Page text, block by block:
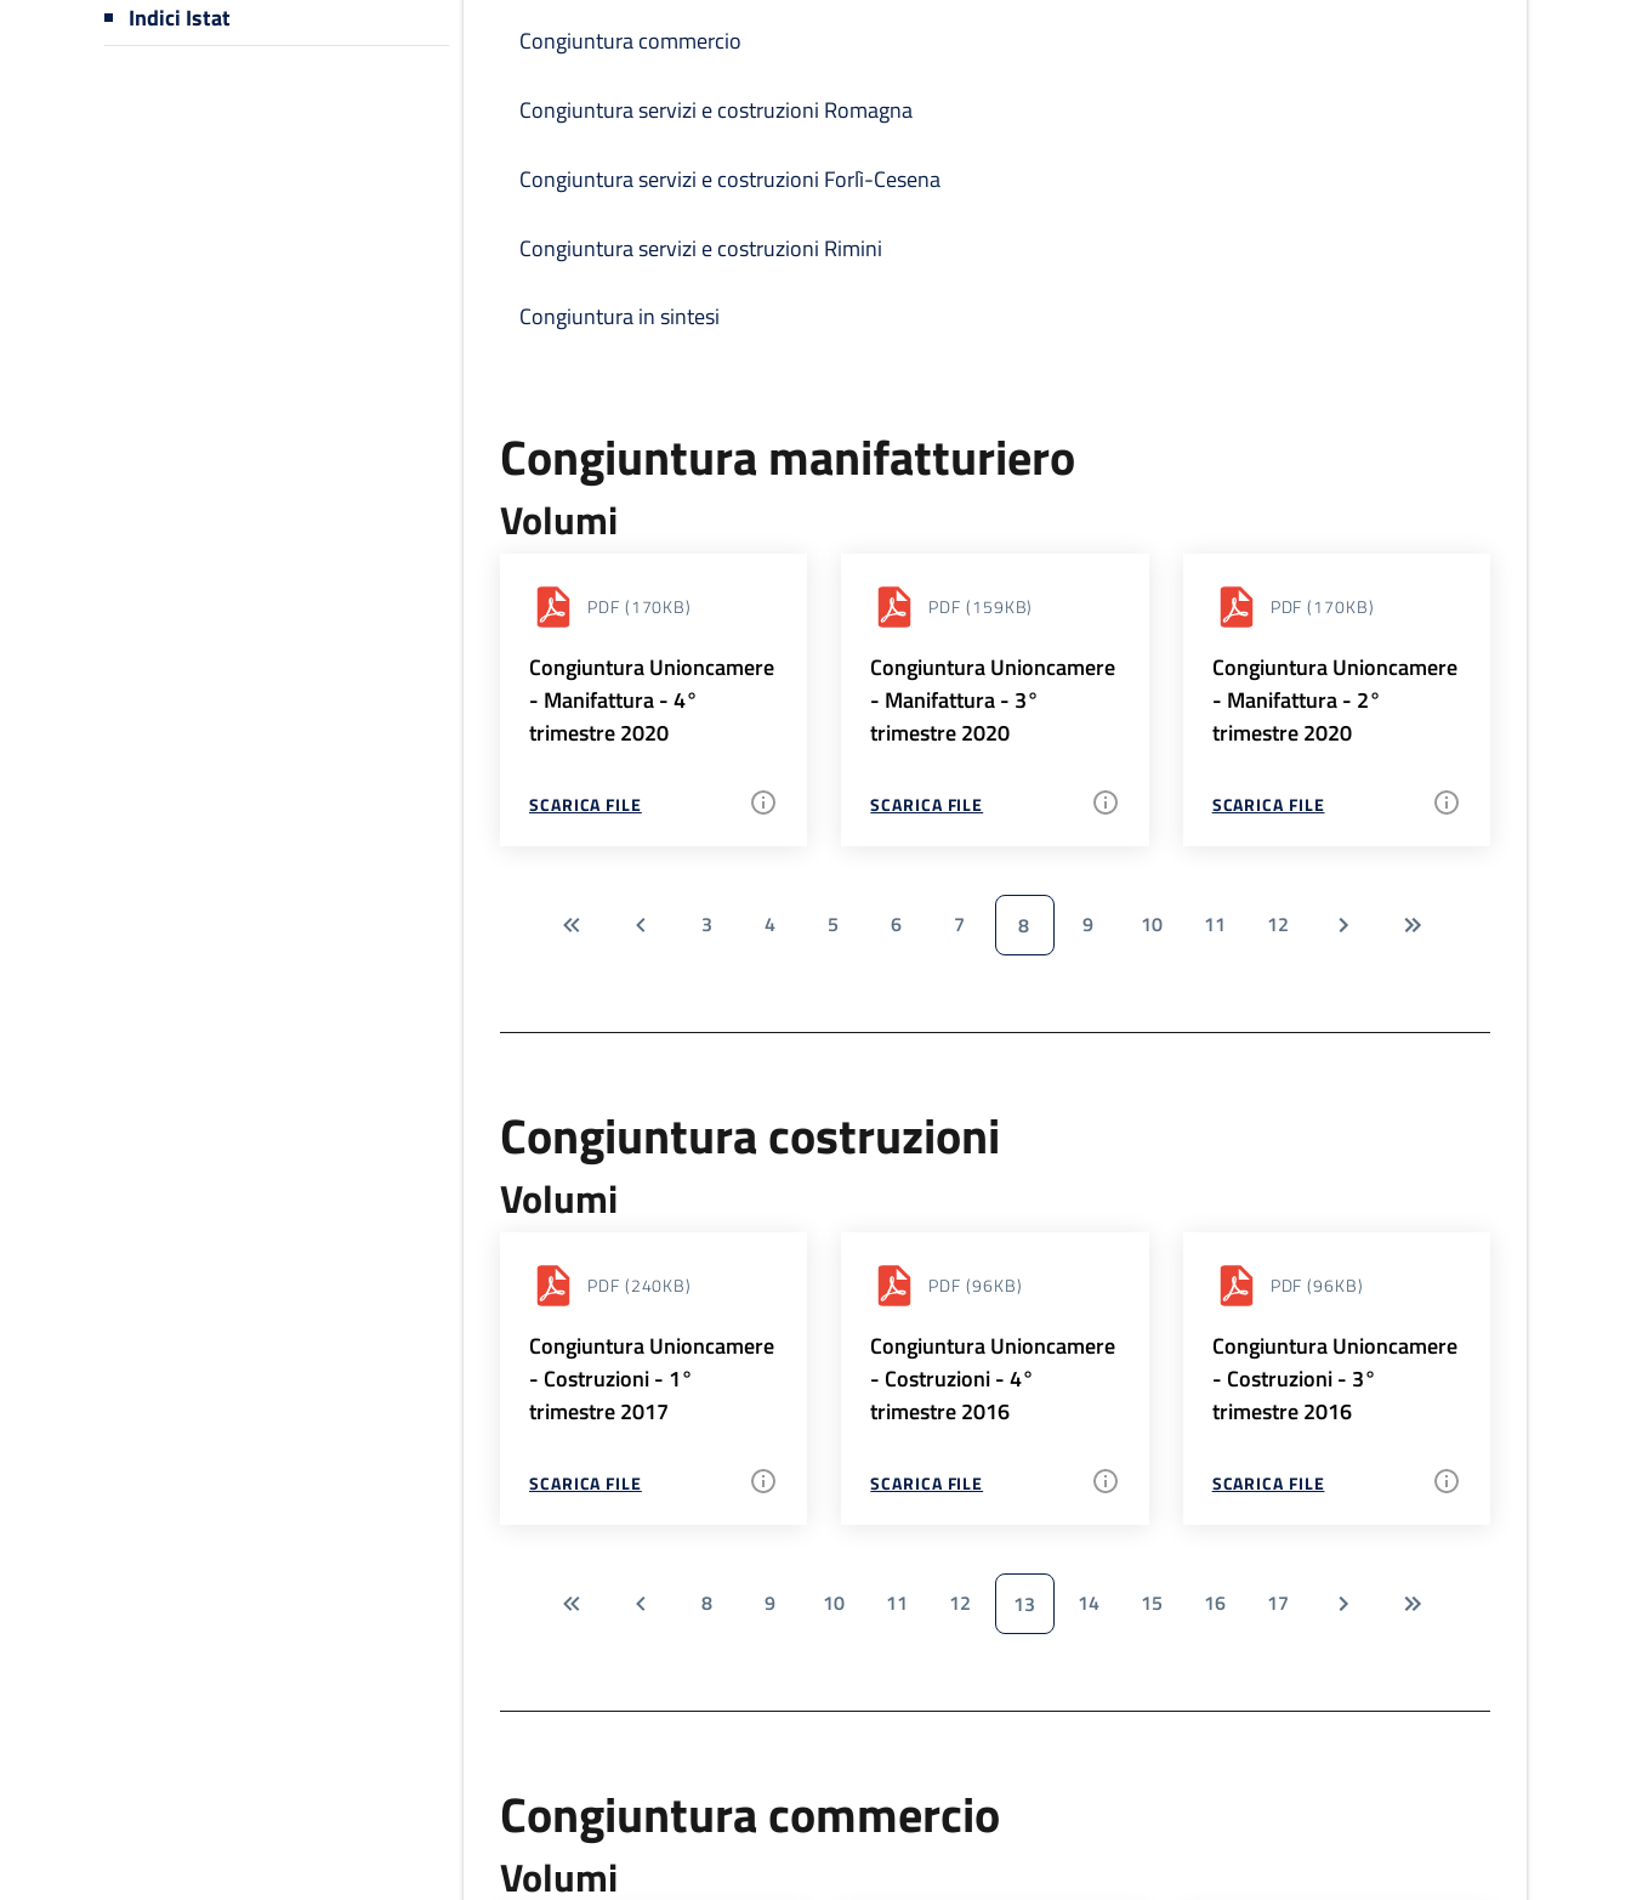
Indici Istat
Congiuntura commercio
Congiuntura servizi e costruzioni Romagna
Congiuntura servizi e costruzioni Forlì-Cesena
Congiuntura servizi e costruzioni Rimini
Congiuntura in sintesi
Congiuntura manifatturiero
Volumi
PDF (170KB)
Congiuntura Unioncamere
- Manifattura - 4°
trimestre 2020
SCARICA FILE
PDF (159KB)
Congiuntura Unioncamere
- Manifattura - 3°
trimestre 2020
SCARICA FILE
PDF (170KB)
Congiuntura Unioncamere
- Manifattura - 2°
trimestre 2020
SCARICA FILE
3 4 5 6 7 8 9 10 11 12
Congiuntura costruzioni
Volumi
PDF (240KB)
Congiuntura Unioncamere
- Costruzioni - 1°
trimestre 2017
SCARICA FILE
PDF (96KB)
Congiuntura Unioncamere
- Costruzioni - 4°
trimestre 2016
SCARICA FILE
PDF (96KB)
Congiuntura Unioncamere
- Costruzioni - 3°
trimestre 2016
SCARICA FILE
8 9 10 11 12 13 14 15 16 17
Congiuntura commercio
Volumi